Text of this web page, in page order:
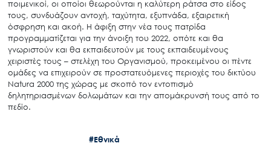
Νέα – Δημοσιότητα
ποιμενικοί, οι οποίοι θεωρούνται η καλύτερη ράτσα στο είδος
τους, συνδυάζουν αντοχή, ταχύτητα, εξυπνάδα, εξαιρετική
όσφρηση και ακοή. Η άφιξη στην νέα τους πατρίδα
προγραμματίζεται για την άνοιξη του 2022, οπότε και θα
γνωριστούν και θα εκπαιδευτούν με τους εκπαιδευμένους
χειριστές τους – στελέχη του Οργανισμού, προκειμένου οι πέντε
ομάδες να επιχειρούν σε προστατευόμενες περιοχές του δικτύου
Natura 2000 της χώρας με σκοπό τον εντοπισμό
δηλητηριασμένων δολωμάτων και την απομάκρυνσή τους από το
πεδίο.
#Εθνικά